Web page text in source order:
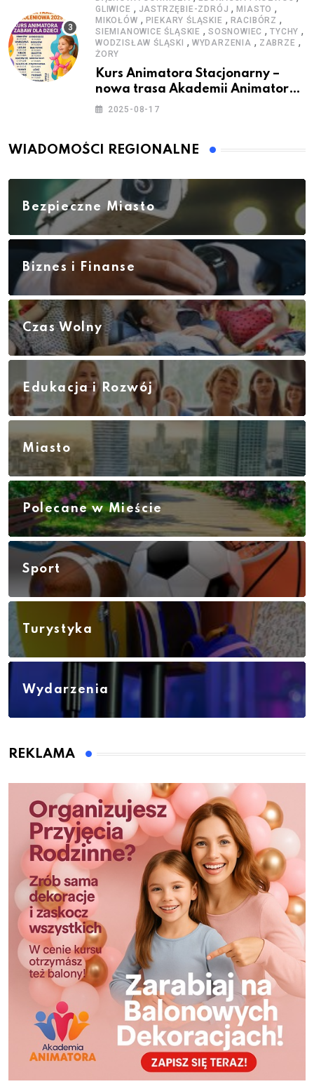
GLIWICE , JASTRZĘBIE-ZDRÓJ ,MIASTO ,
MIKOŁÓW , PIEKARY ŚLĄSKIE , RACIBÓRZ ,
SIEMIANOWICE ŚLĄSKIE ,SOSNOWIEC ,TYCHY ,
WODZISŁAW ŚLĄSKI , WYDARZENIA , ZABRZE ,
ŻORY
Kurs Animatora Stacjonarny –
nowa trasa Akademii Animatora
– jesień 2025
2025-08-17
WIADOMOŚCI REGIONALNE
Bezpieczne Miasto
Biznes i Finanse
Czas Wolny
Edukacja i Rozwój
Miasto
Polecane w Mieście
Sport
Turystyka
Wydarzenia
REKLAMA